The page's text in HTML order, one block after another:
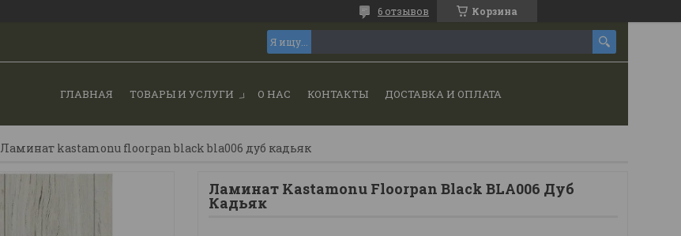
Корзина
6 отзывов
ГЛАВНАЯ ТОВАРЫ И УСЛУГИ О НАС КОНТАКТЫ ДОСТАВКА И ОПЛАТА
Ламинат kastamonu floorpan black bla006 дуб кадьяк
Ламинат Kastamonu Floorpan Black BLA006 Дуб
Кадьяк